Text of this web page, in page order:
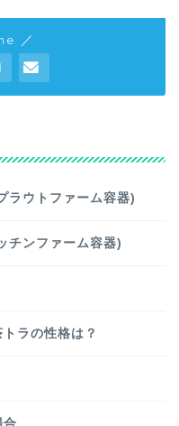
／
ラウトファーム容器)
チンファーム容器)
ラの性格は？